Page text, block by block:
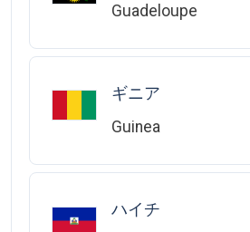
Guadeloupe
ギニア
Guinea
ハイチ